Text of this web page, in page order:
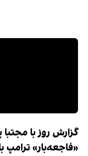
گزارش روز با
«فاجعه‌بار» ترامپ